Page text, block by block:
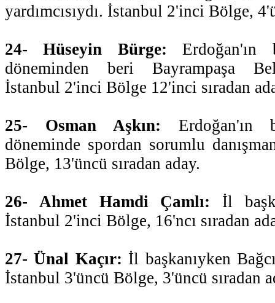
yardımcısıydı. İstanbul 2'inci Bölge,
24- Hüseyin Bürge: Erdoğan'ın
döneminden beri Bayrampaşa
İstanbul 2'inci Bölge 12'inci sıradan
25- Osman Aşkın: Erdoğan'ın
döneminde spordan sorumlu
Bölge, 13'üncü sıradan aday.
26- Ahmet Hamdi Çamlı: İl
İstanbul 2'inci Bölge, 16'ncı sıradan
27- Ünal Kaçır: İl başkanıyken
İstanbul 3'üncü Bölge, 3'üncü sıradan